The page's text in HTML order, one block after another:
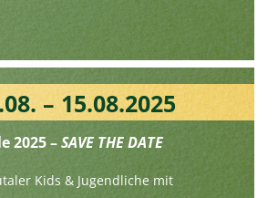
– 15.08.2025
2025 –SAVE THE DATE
Kids & Jugendliche mit